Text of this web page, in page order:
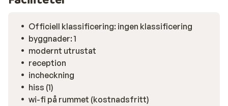
Officiell klassificering: ingen klassificering
byggnader: 1
modernt utrustat
reception
incheckning
hiss (1)
wi-fi på rummet (kostnadsfritt)